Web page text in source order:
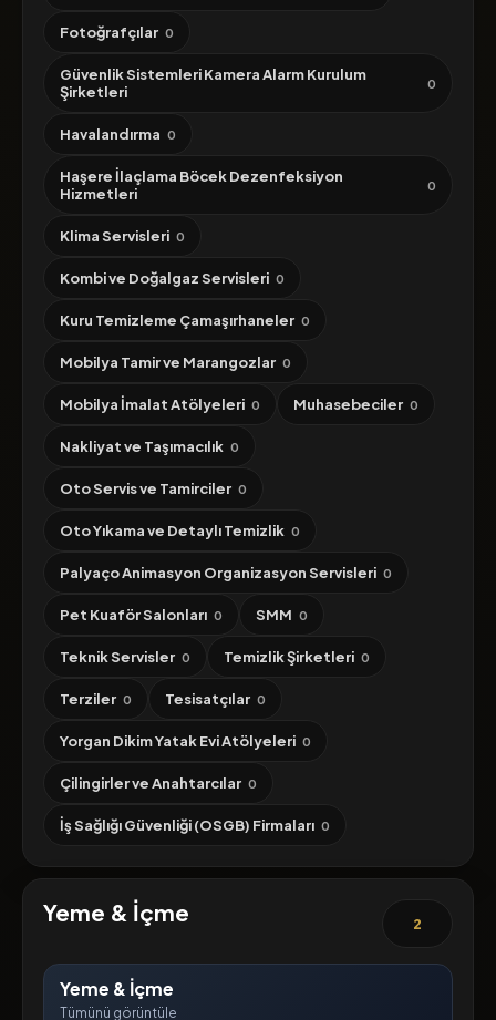
Fotoğrafçılar 0
Güvenlik Sistemleri Kamera Alarm Kurulum
Şirketleri
0
Havalandırma 0
Haşere İlaçlama Böcek Dezenfeksiyon
Hizmetleri
0
Klima Servisleri 0
Kombi ve Doğalgaz Servisleri 0
Kuru Temizleme Çamaşırhaneler 0
Mobilya Tamir ve Marangozlar 0
Mobilya İmalat Atölyeleri 0 Muhasebeciler 0
Nakliyat ve Taşımacılık 0
Oto Servis ve Tamirciler 0
Oto Yıkama ve Detaylı Temizlik 0
Palyaço Animasyon Organizasyon Servisleri 0
Pet Kuaför Salonları 0 SMM 0
Teknik Servisler 0 Temizlik Şirketleri 0
Terziler 0 Tesisatçılar 0
Yorgan Dikim Yatak Evi Atölyeleri 0
Çilingirler ve Anahtarcılar 0
İş Sağlığı Güvenliği (OSGB) Firmaları 0
Yeme & İçme 2
Yeme & İçme
Tümünü görüntüle